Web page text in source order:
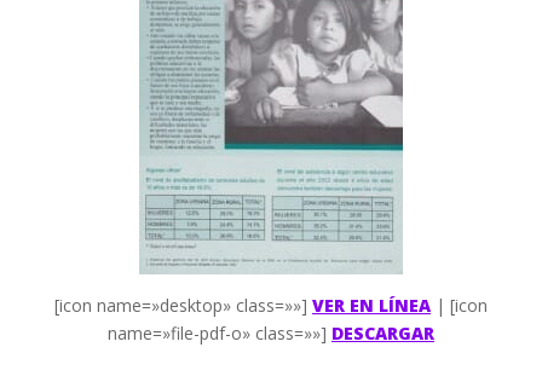
[icon name=»desktop» class=»»] VER EN LÍNEA | [icon
name=»file-pdf-o» class=»»] DESCARGAR